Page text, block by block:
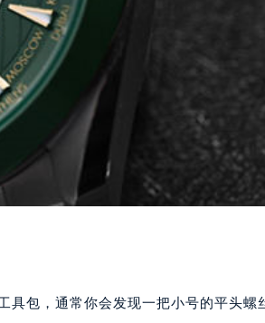
具包，通常你会发现一把小号的平头螺